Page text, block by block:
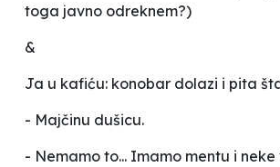
toga javno odreknem?)
&
Ja u kafiću: konobar dolazi i pita
- Majčinu dušicu.
- Nemamo to... Imamo mentu i neke